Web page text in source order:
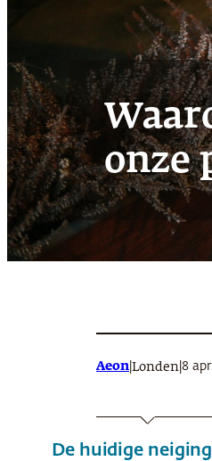
onze
Aeon Londen 8
De huidige